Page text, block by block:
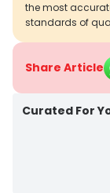
the most
standards of
Share Article
Curated For